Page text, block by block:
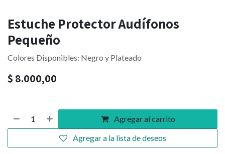
Estuche Protector Audífonos
Pequeño
Colores Disponibles: Negro y Plateado
$ 8.000,00
Agregar al carrito
Agregar a la lista de deseos